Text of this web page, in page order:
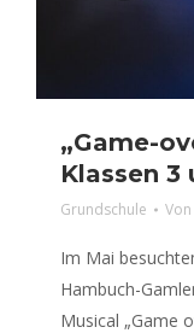
„Game-
Klassen 3
Grundschule Von
Im Mai
Hambuch-
Musical „Game